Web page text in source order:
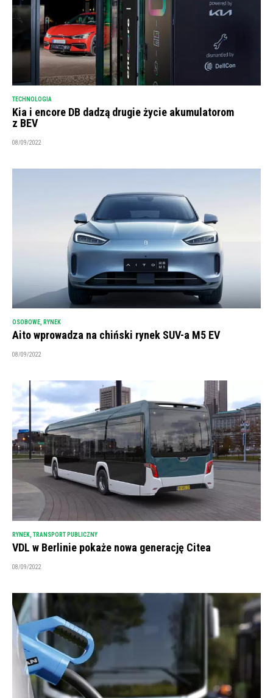
TECHNOLOGIA
Kia i encore DB dadzą drugie życie akumulatorom
z BEV
08/09/2022
OSOBOWE RYNEK
Aito wprowadza na chiński rynek SUV-a M5 EV
08/09/2022
RYNEK TRANSPORT PUBLICZNY
VDL w Berlinie pokaże nowa generację Citea
08/09/2022